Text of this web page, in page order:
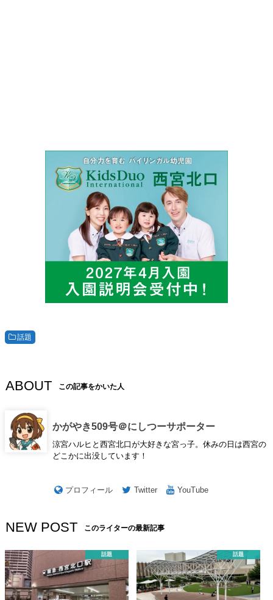
話題
ABOUT この記事をかいた人
かがやき509号＠にしつーサポーター
涼宮ハルヒと西宮北口が大好きな宮っ子。休みの日は西宮の
どこかに出没しています！
プロフィール Twitter YouTube
NEW POST このライターの最新記事
話題 話題